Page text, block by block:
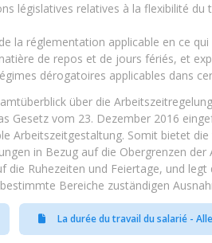
législatives relatives à la flexibilité du
la réglementation applicable en ce
de repos et de jours fériés, et
dérogatoires applicables dans
über die
Gesetz vom 23. Dezember 2016
Arbeitszeitgestaltung. Somit bietet
in Bezug auf die Obergrenzen der
Ruhezeiten und Feiertage, und legt
Bereiche zuständigen
La durée du travail du salarié -